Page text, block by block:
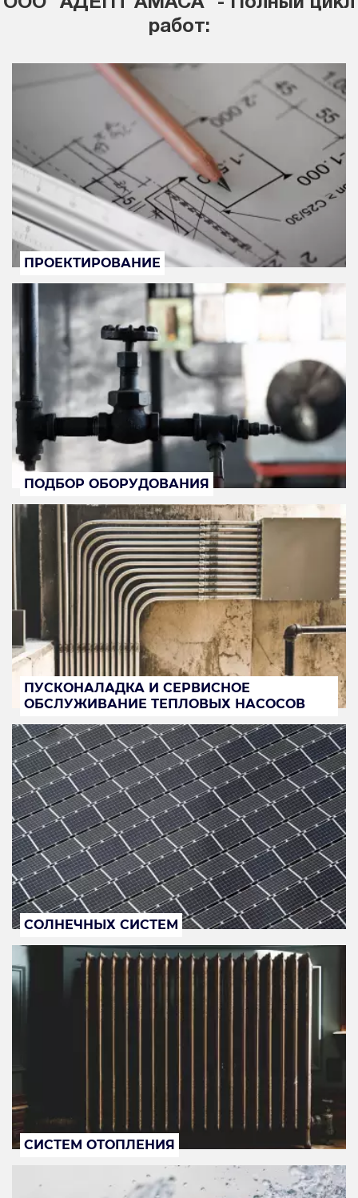
работ:
ПРОЕКТИРОВАНИЕ
ПОДБОР ОБОРУДОВАНИЯ
ПУСКОНАЛАДКА И СЕРВИСНОЕ
ОБСЛУЖИВАНИЕ ТЕПЛОВЫХ НАСОСОВ
СОЛНЕЧНЫХ СИСТЕМ
СИСТЕМ ОТОПЛЕНИЯ